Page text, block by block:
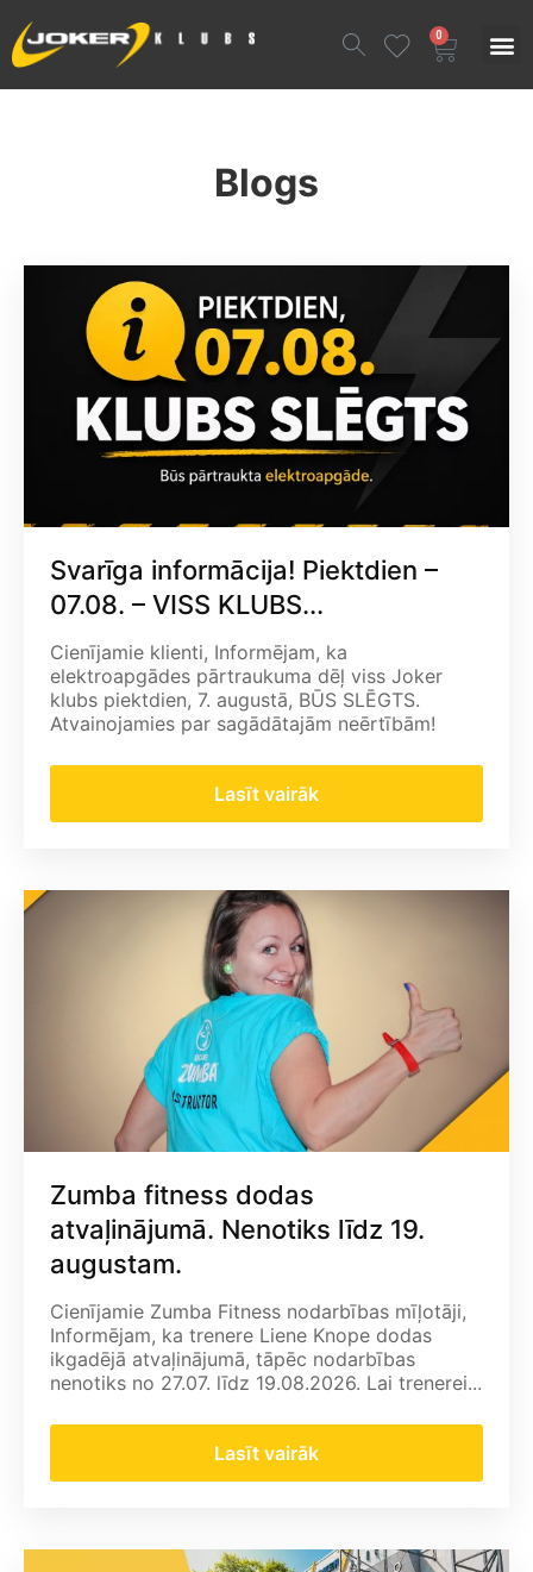
0
Blogs
Svarīga informācija! Piektdien –
07.08. – VISS KLUBS...
Cienījamie klienti, Informējam, ka
elektroapgādes pārtraukuma dēļ viss Joker
klubs piektdien, 7. augustā, BŪS SLĒGTS.
Atvainojamies par sagādātajām neērtībām!
Lasīt vairāk
Zumba fitness dodas
atvaļinājumā. Nenotiks līdz 19.
augustam.
Cienījamie Zumba Fitness nodarbības mīļotāji,
Informējam, ka trenere Liene Knope dodas
ikgadējā atvaļinājumā, tāpēc nodarbības
nenotiks no 27.07. līdz 19.08.2026. Lai trenerei...
Lasīt vairāk